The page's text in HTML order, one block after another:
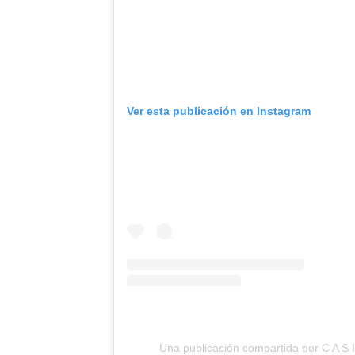
Ver esta publicación en Instagram
Una publicación compartida por C A S